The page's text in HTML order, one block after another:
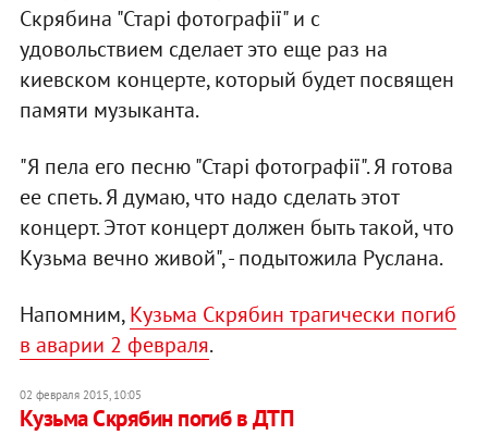
Скрябина "Старі фотографії" и с
удовольствием сделает это еще раз на
киевском концерте, который будет посвящен
памяти музыканта.
"Я пела его песню "Старі фотографії". Я готова
ее спеть. Я думаю, что надо сделать этот
концерт. Этот концерт должен быть такой, что
Кузьма вечно живой", - подытожила Руслана.
Напомним,Кузьма Скрябин трагически погиб
в аварии 2 февраля.
02 февраля 2015, 10:05
Кузьма Скрябин погиб в ДТП